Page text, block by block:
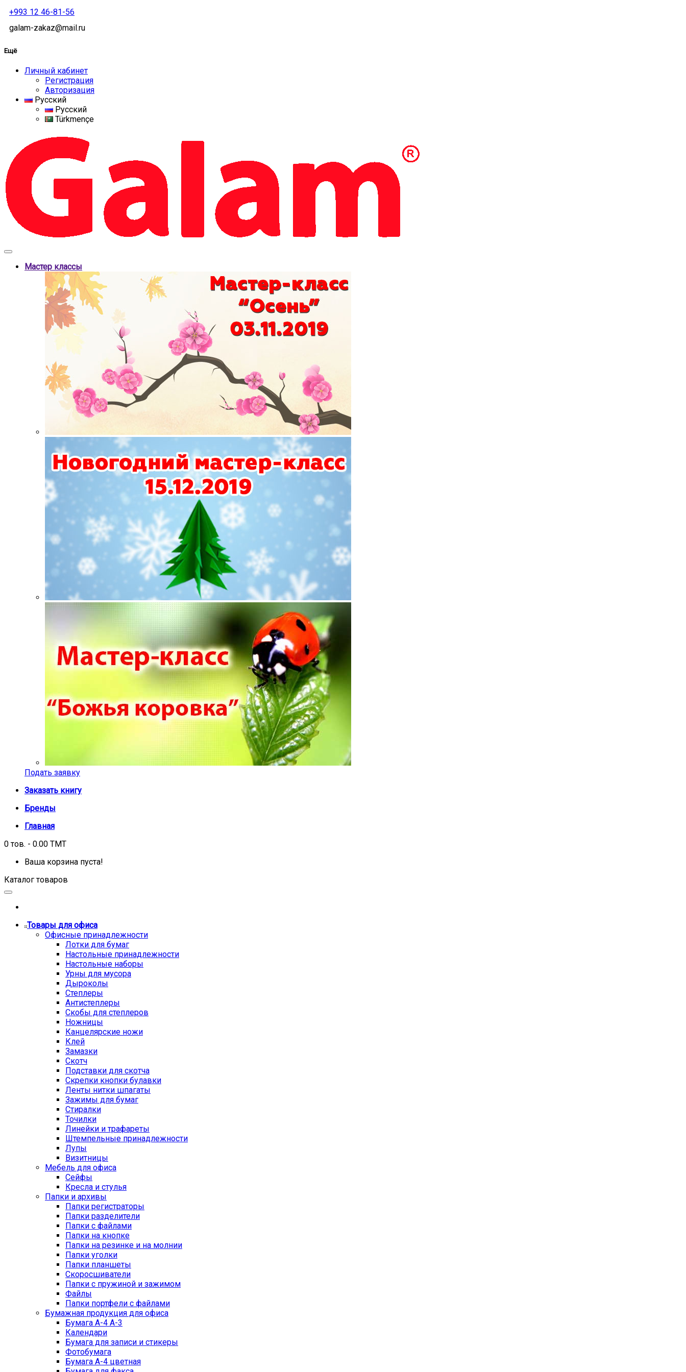
+993 12 46-81-56
galam-zakaz@mail.ru
Ещё
Личный кабинет
Регистрация
Авторизация
Русский
Русский
Türkmençe
Мастер классы
Подать заявку
Заказать книгу
Бренды
Главная
0 тов. - 0.00 TMT
Ваша корзина пуста!
Каталог товаров
Товары для офиса
Офисные принадлежности
Лотки для бумаг
Настольные принадлежности
Настольные наборы
Урны для мусора
Дыроколы
Степлеры
Антистеплеры
Скобы для степлеров
Ножницы
Канцелярские ножи
Клей
Замазки
Скотч
Подставки для скотча
Скрепки кнопки булавки
Ленты нитки шпагаты
Зажимы для бумаг
Стиралки
Точилки
Линейки и трафареты
Штемпельные принадлежности
Лупы
Визитницы
Мебель для офиса
Сейфы
Кресла и стулья
Папки и архивы
Папки регистраторы
Папки разделители
Папки с файлами
Папки на кнопке
Папки на резинке и на молнии
Папки уголки
Папки планшеты
Скоросшиватели
Папки с пружиной и зажимом
Файлы
Папки портфели с файлами
Бумажная продукция для офиса
Бумага А-4 А-3
Календари
Бумага для записи и стикеры
Фотобумага
Бумага А-4 цветная